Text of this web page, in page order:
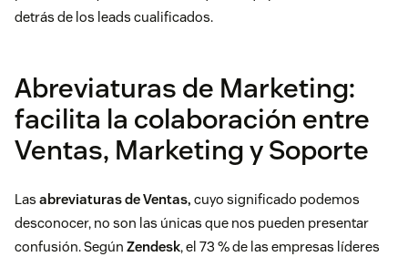
detrás de los leads cualificados.
Abreviaturas de Marketing:
facilita la colaboración entre
Ventas, Marketing y Soporte
Las abreviaturas de Ventas, cuyo significado podemos
desconocer, no son las únicas que nos pueden presentar
confusión. Según Zendesk, el 73 % de las empresas líderes